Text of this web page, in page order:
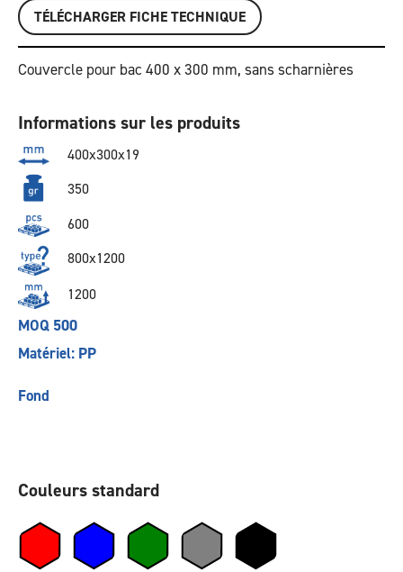
TÉLÉCHARGER FICHE TECHNIQUE
Couvercle pour bac 400 x 300 mm, sans scharnières
Informations sur les produits
400x300x19
350
600
800x1200
1200
MOQ 500
Matériel: PP
Fond
Couleurs standard